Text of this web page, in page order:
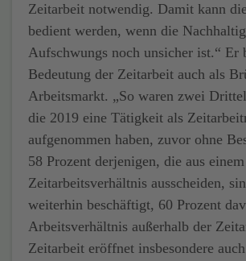
Zeitarbeit notwendig. Damit kann
bedient werden, wenn die
Aufschwungs noch unsicher ist.“ Er
Bedeutung der Zeitarbeit auch als
Arbeitsmarkt. „So waren zwei
die 2019 eine Tätigkeit als
aufgenommen haben, zuvor ohne
58 Prozent derjenigen, die aus einem
Zeitarbeitsverhältnis ausscheiden,
weiterhin beschäftigt, 60 Prozent
Arbeitsverhältnis außerhalb der
Zeitarbeit eröffnet insbesondere